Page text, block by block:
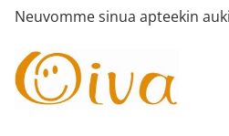
Neuvomme sinua apteekin